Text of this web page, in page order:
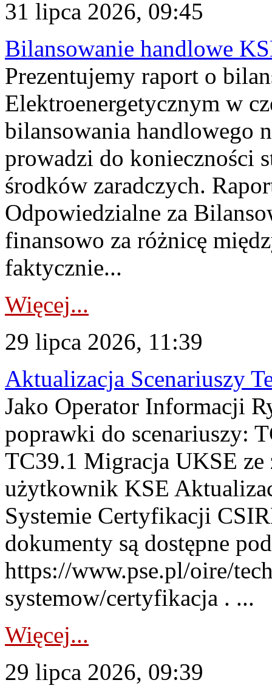
31 lipca 2026, 09:45
Bilansowanie handlowe
Prezentujemy raport o
Elektroenergetycznym w
bilansowania handlowego
prowadzi do konieczności
środków zaradczych.
Odpowiedzialne za
finansowo za różnicę
faktycznie...
Więcej...
29 lipca 2026, 11:39
Aktualizacja Scenariuszy
Jako Operator Informacji
poprawki do scenariuszy:
TC39.1 Migracja UKSE
użytkownik KSE
Systemie Certyfikacji
dokumenty są dostępne
https://www.pse.pl/oire/
systemow/certyfikacja . ...
Więcej...
29 lipca 2026, 09:39